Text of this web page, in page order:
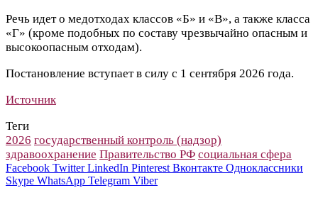
Речь идет о медотходах классов «Б» и «В», а также класса
«Г» (кроме подобных по составу чрезвычайно опасным и
высокоопасным отходам).
Постановление вступает в силу с 1 сентября 2026 года.
Источник
Теги
2026 государственный контроль (надзор)
здравоохранение Правительство РФ социальная сфера
Facebook Twitter LinkedIn Pinterest Вконтакте Одноклассники
Skype WhatsApp Telegram Viber